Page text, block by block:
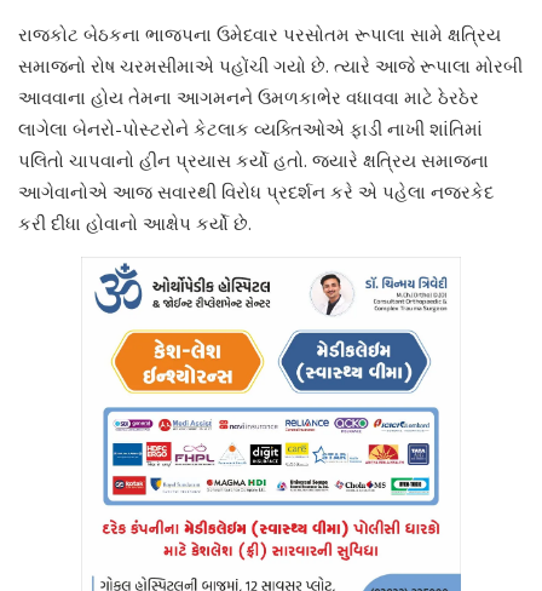
રાજકોટ બેઠકના ભાજપના ઉમેદવાર પરસોતમ રૂપાલા સામે ક્ષત્રિય
સમાજનો રોષ ચરમસીમાએ પહોંચી ગયો છે. ત્યારે આજે રૂપાલા મોરબી
આવવાના હોય તેમના આગમનને ઉમળકાભેર વધાવવા માટે ઠેરઠેર
લાગેલા બેનરો-પોસ્ટરોને કેટલાક વ્યક્તિઓએ ફાડી નાખી શાંતિમાં
પલિતો ચાપવાનો હીન પ્રયાસ કર્યો હતો. જ્યારે ક્ષત્રિય સમાજના
આગેવાનોએ આજ સવારથી વિરોધ પ્રદર્શન કરે એ પહેલા નજરકેદ
કરી દીધા હોવાનો આક્ષેપ કર્યો છે.